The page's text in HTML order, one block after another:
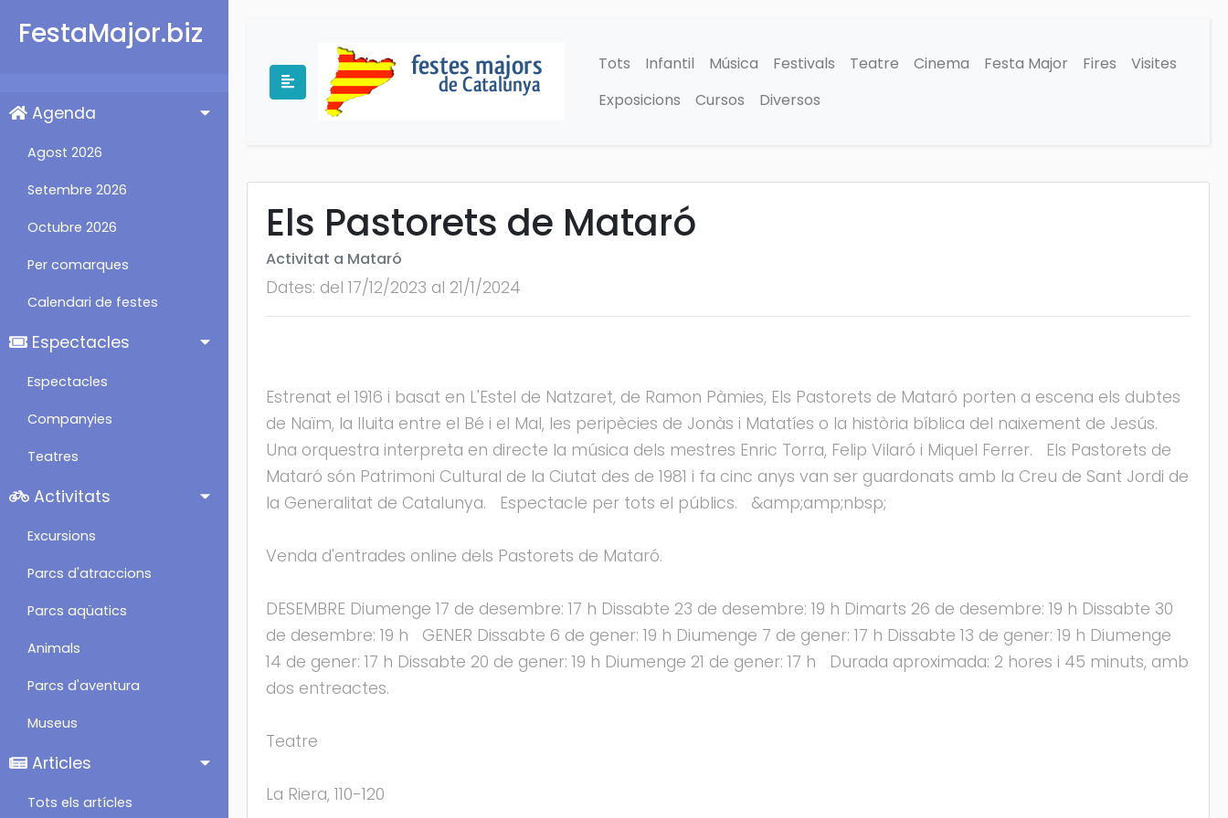
FestaMajor.biz
Agenda
Agost 2026
Setembre 2026
Octubre 2026
Per comarques
Calendari de festes
Espectacles
Espectacles
Companyies
Teatres
Activitats
Excursions
Parcs d'atraccions
Parcs aqüatics
Animals
Parcs d'aventura
Museus
Articles
Tots els artícles
Tots Infantil Música Festivals Teatre Cinema Festa Major Fires
Visites
Exposicions
Cursos Diversos
Els Pastorets de Mataró
Activitat a Mataró
Dates: del 17/12/2023 al 21/1/2024
Estrenat el 1916 i basat en L'Estel de Natzaret, de Ramon Pàmies, Els Pastorets de Mataró porten a escena els dubtes
de Naïm, la lluita entre el Bé i el Mal, les peripècies de Jonàs i Matatíes o la història bíblica del naixement de Jesús.
Una orquestra interpreta en directe la música dels mestres Enric Torra, Felip Vilaró i Miquel Ferrer. Els Pastorets de
Mataró són Patrimoni Cultural de la Ciutat des de 1981 i fa cinc anys van ser guardonats amb la Creu de Sant Jordi de
la Generalitat de Catalunya. Espectacle per tots el públics. &amp;amp;nbsp;
Venda d'entrades online dels Pastorets de Mataró.
DESEMBRE Diumenge 17 de desembre: 17 h Dissabte 23 de desembre: 19 h Dimarts 26 de desembre: 19 h Dissabte 30
de desembre: 19 h GENER Dissabte 6 de gener: 19 h Diumenge 7 de gener: 17 h Dissabte 13 de gener: 19 h Diumenge
14 de gener: 17 h Dissabte 20 de gener: 19 h Diumenge 21 de gener: 17 h Durada aproximada: 2 hores i 45 minuts, amb
dos entreactes.
Teatre
La Riera, 110-120